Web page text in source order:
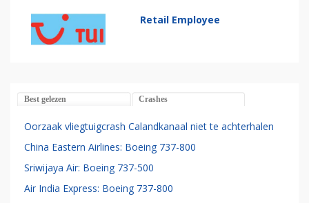
Retail Employee
Best gelezen Crashes
Oorzaak vliegtuigcrash Calandkanaal niet te achterhalen
China Eastern Airlines: Boeing 737-800
Sriwijaya Air: Boeing 737-500
Air India Express: Boeing 737-800